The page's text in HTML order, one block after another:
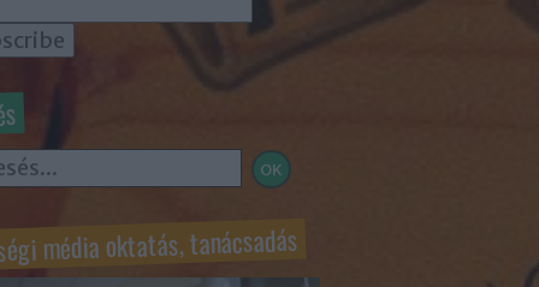
média oktatás, tanácsadás